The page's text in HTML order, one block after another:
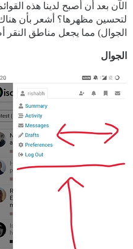
الآن بعد أن أصبح لدينا هذه
لتحسين مظهرها؟ أشعر بأن
الجوال) مما يجعل مناطق النقر
الجوال